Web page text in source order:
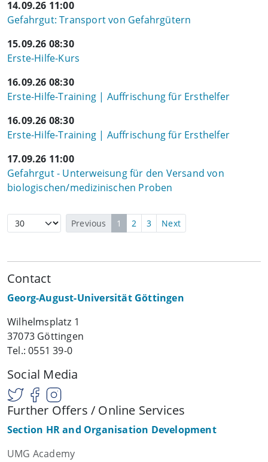
14.09.26 11:00
Gefahrgut: Transport von Gefahrgütern
15.09.26 08:30
Erste-Hilfe-Kurs
16.09.26 08:30
Erste-Hilfe-Training | Auffrischung für Ersthelfer
16.09.26 08:30
Erste-Hilfe-Training | Auffrischung für Ersthelfer
17.09.26 11:00
Gefahrgut - Unterweisung für den Versand von
biologischen/medizinischen Proben
Previous 1 2 3 Next
Contact
Georg-August-Universität Göttingen
Wilhelmsplatz 1
37073 Göttingen
Tel.: 0551 39-0
Social Media
Further Offers / Online Services
Section HR and Organisation Development
UMG Academy